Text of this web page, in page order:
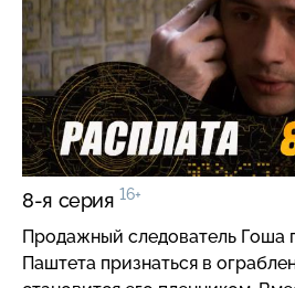
8-я серия 16+
Продажный следователь Гоша
Паштета признаться в